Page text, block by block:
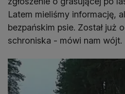
Latem mieliśmy informację,
bezpańskim psie. Został już
schroniska - mówi nam wójt.